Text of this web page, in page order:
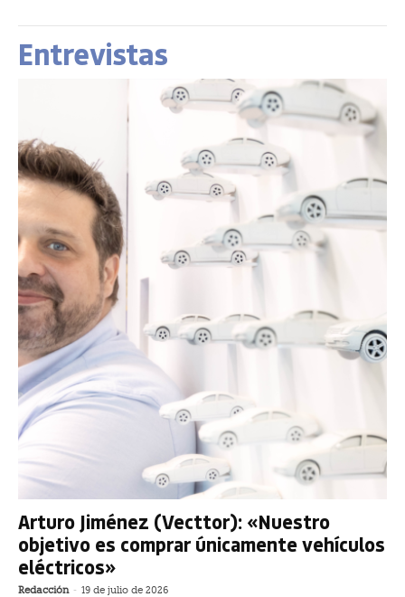
Entrevistas
Arturo Jiménez (Vecttor): «Nuestro
objetivo es comprar únicamente vehículos
eléctricos»
Redacción - 19 de julio de 2026